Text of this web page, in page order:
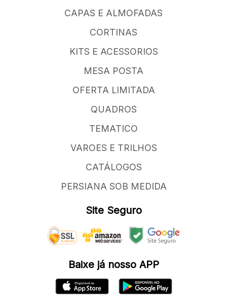
CAPAS E ALMOFADAS
CORTINAS
KITS E ACESSORIOS
MESA POSTA
OFERTA LIMITADA
QUADROS
TEMATICO
VAROES E TRILHOS
CATÁLOGOS
PERSIANA SOB MEDIDA
Site Seguro
Baixe já nosso APP